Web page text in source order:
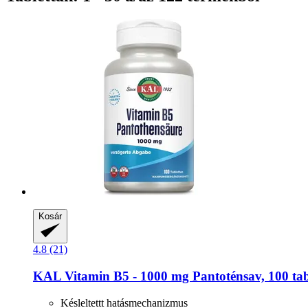
Kosár
4.8 (21)
KAL Vitamin B5 -​ 1000 mg Pantoténsav, 100
Késleltettt hatásmechanizmus